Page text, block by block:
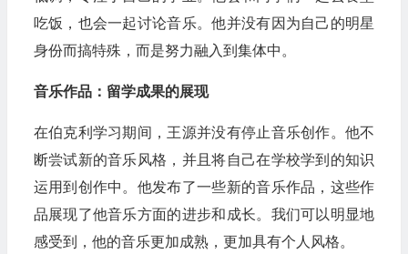
吃饭，也会一起讨论音乐。他并没有因为自己的明星
身份而搞特殊，而是努力融入到集体中。
音乐作品：留学成果的展现
在伯克利学习期间，王源并没有停止音乐创作。他不
断尝试新的音乐风格，并且将自己在学校学到的知识
运用到创作中。他发布了一些新的音乐作品，这些作
品展现了他音乐方面的进步和成长。我们可以明显地
感受到，他的音乐更加成熟，更加具有个人风格。